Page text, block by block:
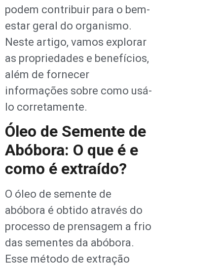
podem contribuir para o bem-
estar geral do organismo.
Neste artigo, vamos explorar
as propriedades e benefícios,
além de fornecer
informações sobre como usá-
lo corretamente.
Óleo de Semente de
Abóbora: O que é e
como é extraído?
O óleo de semente de
abóbora é obtido através do
processo de prensagem a frio
das sementes da abóbora.
Esse método de extração